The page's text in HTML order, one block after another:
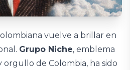
vuelve a brillar en
Grupo Niche, emblema
orgullo de Colombia, ha sido